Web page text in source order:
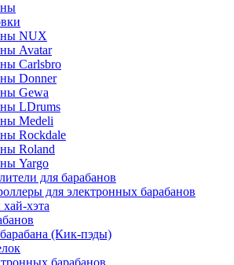
NUX
Avatar
Carlsbro
Donner
Gewa
LDrums
Medeli
Rockdale
Roland
Yargo
для барабанов
для электронных барабанов
хэта
(Кик-пэды)
барабанов